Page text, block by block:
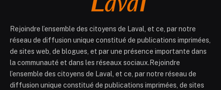
Rejoindre l’ensemble des citoyens de Laval, et ce, par notre
réseau de diffusion unique constitué de publications imprimées,
de sites web, de blogues, et par une présence importante dans
la communauté et dans les réseaux sociaux.Rejoindre
l’ensemble des citoyens de Laval, et ce, par notre réseau de
diffusion unique constitué de publications imprimées, de sites